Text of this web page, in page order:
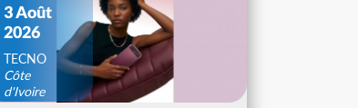
3 Août
2026
TECNO
Côte
d'Ivoire